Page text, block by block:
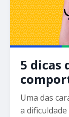
5 dicas
Uma das
a